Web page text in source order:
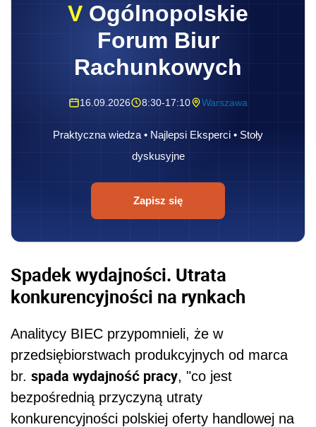
V Ogólnopolskie
Forum Biur
Rachunkowych
16.09.2026 8:30-17:10 Warszawa
Praktyczna wiedza • Najlepsi Eksperci • Stoły
dyskusyjne
Zapisz się
Spadek wydajności. Utrata
konkurencyjności na rynkach
Analitycy BIEC przypomnieli, że w
przedsiębiorstwach produkcyjnych od marca
br. spada wydajność pracy, "co jest
bezpośrednią przyczyną utraty
konkurencyjności polskiej oferty handlowej na